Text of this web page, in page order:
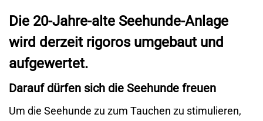
Die 20-Jahre-alte Seehunde-Anlage
wird derzeit rigoros umgebaut und
aufgewertet.
Darauf dürfen sich die Seehunde freuen
Um die Seehunde zu zum Tauchen zu stimulieren,